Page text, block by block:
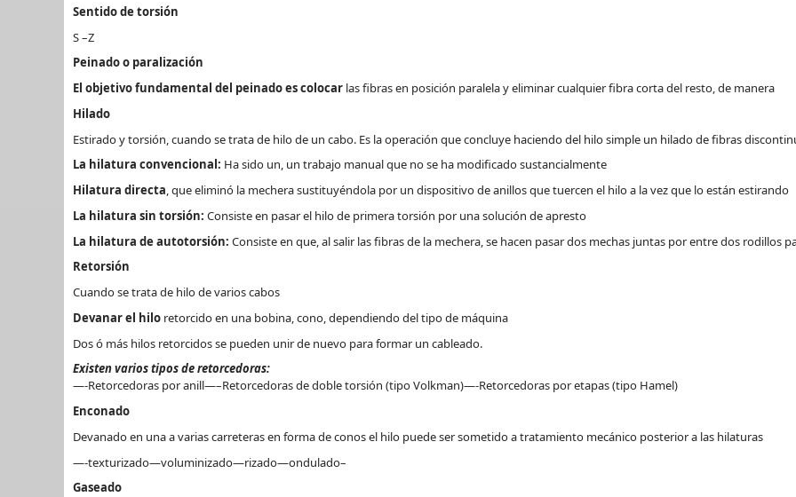
Sentido de torsión
S –Z
Peinado o paralización
El objetivo fundamental del peinado es colocar las fibras en posición paralela y eliminar cualquier fibra corta del resto, de manera
Hilado
Estirado y torsión, cuando se trata de hilo de un cabo. Es la operación que concluye haciendo del hilo simple un hilado de fibras
La hilatura convencional: Ha sido un, un trabajo manual que no se ha modificado sustancialmente
Hilatura directa, que eliminó la mechera sustituyéndola por un dispositivo de anillos que tuercen el hilo a la vez que lo están estirando
La hilatura sin torsión: Consiste en pasar el hilo de primera torsión por una solución de apresto
La hilatura de autotorsión: Consiste en que, al salir las fibras de la mechera, se hacen pasar dos mechas juntas por entre dos rodillos
Retorsión
Cuando se trata de hilo de varios cabos
Devanar el hilo retorcido en una bobina, cono, dependiendo del tipo de máquina
Dos ó más hilos retorcidos se pueden unir de nuevo para formar un cableado.
Existen varios tipos de retorcedoras:
—-Retorcedoras por anill—–Retorcedoras de doble torsión (tipo Volkman)—-Retorcedoras por etapas (tipo Hamel)
Enconado
Devanado en una a varias carreteras en forma de conos el hilo puede ser sometido a tratamiento mecánico posterior a las hilaturas
—-texturizado—voluminizado—rizado—ondulado–
Gaseado